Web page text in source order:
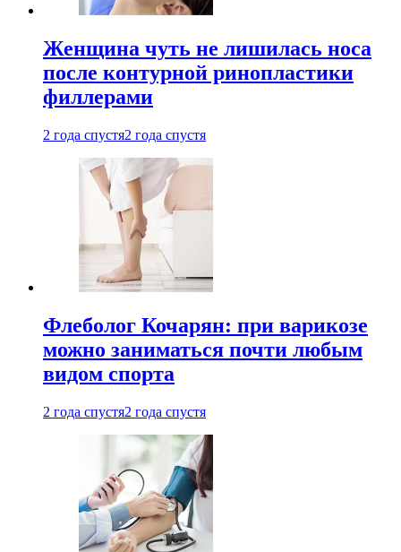
Женщина чуть не лишилась носа
после контурной ринопластики
филлерами
2 года спустя2 года спустя
Флеболог Кочарян: при варикозе
можно заниматься почти любым
видом спорта
2 года спустя2 года спустя